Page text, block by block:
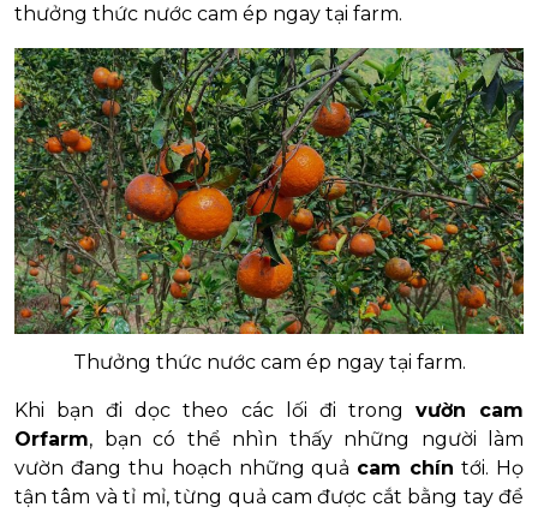
thưởng thức nước cam ép ngay tại farm.
Thưởng thức nước cam ép ngay tại farm.
Khi bạn đi dọc theo các lối đi trong vườn cam
Orfarm, bạn có thể nhìn thấy những người làm
vườn đang thu hoạch những quả cam chín tới. Họ
tận tâm và tỉ mỉ, từng quả cam được cắt bằng tay để